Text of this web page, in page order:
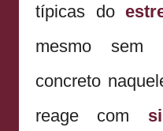
típicas do
mesmo sem
concreto
reage com